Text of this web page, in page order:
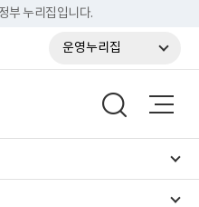
부 누리집입니다.
운영누리집